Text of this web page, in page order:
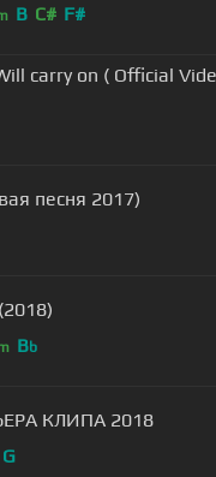
B C# F#
carry on ( Official
(Новая песня 2017)
Bb
КЛИПА 2018
G